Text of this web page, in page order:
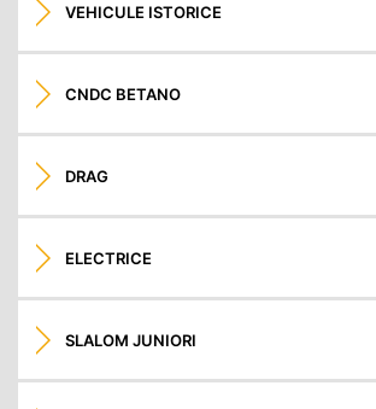
VEHICULE ISTORICE
CNDC BETANO
DRAG
ELECTRICE
SLALOM JUNIORI